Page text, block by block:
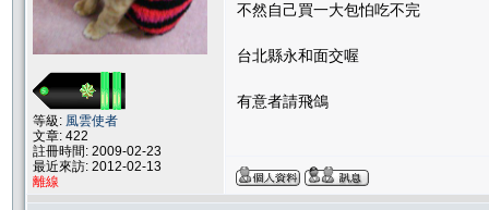
等級: 風雲使者
文章: 422
註冊時間: 2009-02-23
最近來訪: 2012-02-13
離線
不然自己買一大包怕吃不完
台北縣永和面交喔
有意者請飛鴿